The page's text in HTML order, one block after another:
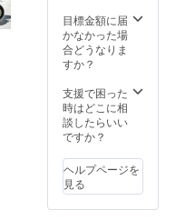
目標金額に届
かなかった場
合どうなりま
すか？
支援で困った
時はどこに相
談したらいい
ですか？
ヘルプページを
見る